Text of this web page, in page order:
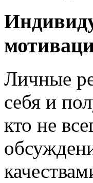
Личные
себя и
кто не